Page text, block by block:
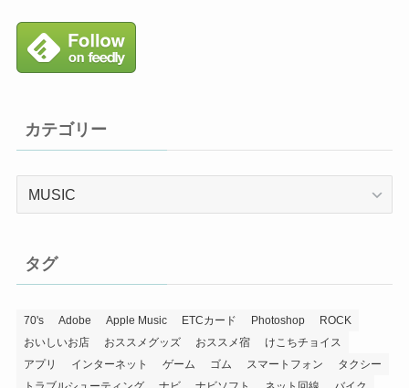
カテゴリー
カ
ー
タグ
70's Adobe Apple Music ETCカード Photoshop
ROCK
おいしいお店
おススメグッズ おススメ宿
けこちチョイス
アプリ
インターネット ゲーム ゴム スマートフォン
タクシー